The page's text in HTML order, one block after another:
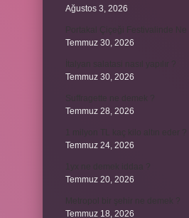
Ağustos 3, 2026
Temmuz 30, 2026
Temmuz 30, 2026
Temmuz 28, 2026
Temmuz 24, 2026
Temmuz 20, 2026
Temmuz 18, 2026